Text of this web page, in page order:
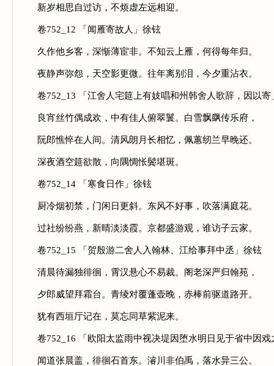
新岁相思自过访，不烦虚左远相迎。
卷752_12 「闻雁寄故人」徐铉
久作他乡客，深惭薄宦非。不知云上雁，何得每年归。
夜静声弥怨，天空影更微。往年离别泪，今夕重沾衣。
卷752_13 「江舍人宅筵上有妓唱和州韩舍人歌辞，因以寄
良宵丝竹偶成欢，中有佳人俯翠鬟。白雪飘飖传乐府，
阮郎憔悴在人间。清风朗月长相忆，佩蕙纫兰早晚还。
深夜酒空筵欲散，向隅惆怅鬓堪斑。
卷752_14 「寒食日作」徐铉
厨冷烟初禁，门闲日更斜。东风不好事，吹落满庭花。
过社纷纷燕，新晴淡淡霞。京都盛游观，谁访子云家。
卷752_15 「贺殷游二舍人入翰林、江给事拜中丞」徐铉
清晨待漏独徘徊，霄汉悬心不易裁。阁老深严归翰苑，
夕郎威望拜霜台。青绫对覆蓬壶晚，赤棒前驱道路开。
犹有西垣厅记在，莫忘同草紫泥来。
卷752_16 「欧阳太监雨中视决堤因堕水明日见于省中因戏
闻道张晨盖，徘徊石首东。濬川非伯禹，落水异三公。